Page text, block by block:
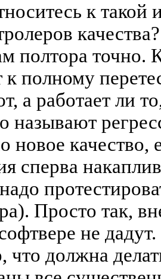
к такой
полтора точно.
к полному
а работает ли
называют
новое качество,
сперва
Просто так,
не
что должна